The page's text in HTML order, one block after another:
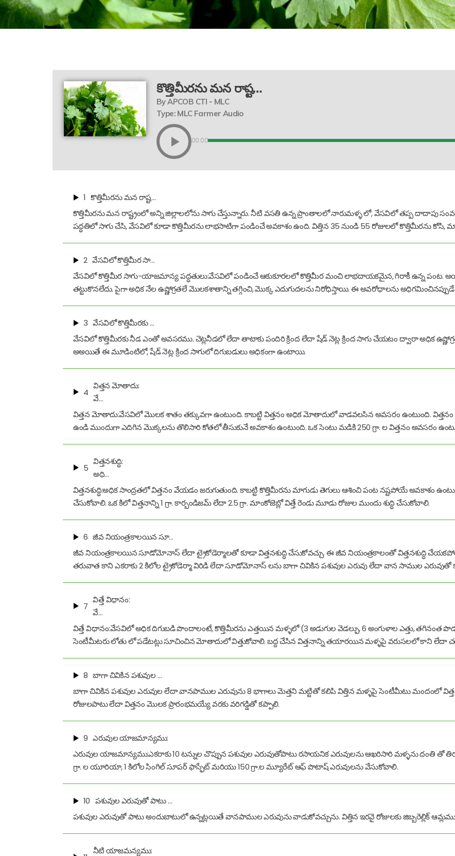
కొత్తిమీరను మన రాష్ట…
By APCOB CTI - MLC
Type: MLC Farmer Audio
00:00
1 కొత్తిమీరను మన రాష్ట…
కొత్తిమీరను మన రాష్ట్రంలో అన్ని జిల్లాలలోను సాగు చేస్తున్నారు. నీటి వసతి ఉన్న ప్రాంతాలలో నారుమళ్ళ లో, వేసవిలో తప్ప దాదాపు
పద్ధతిలో సాగు చేసి, వేసవిలో కూడా కొత్తిమీరను లాభసాటిగా పండించే అవకాశం ఉంది. విత్తిన 35 నుండి 55 రోజులలో కొత్తిమీరను కోసి,
2 వేసవిలో కొత్తిమీర సా…
వేసవిలో కొత్తిమీర సాగు-యాజమాన్య పద్ధతులు:వేసవిలో పండించే ఆకుకూరలలో కొత్తిమీర మంచి లాభదాయకమైన, గిరాకీ ఉన్న పంట.
తట్టుకొనలేదు. పైగా అధిక నేల ఉష్ణోగ్రతలే మొలకశాతాన్ని తగ్గించి, మొక్క ఎదుగుదలను నిరోధిస్తాయి. ఈ అవరోధాలను
3 వేసవిలో కొత్తిమీరకు …
వేసవిలో కొత్తిమీరకు నీడ ఎంతో అవసరము. చెట్లనీడలో లేదా తాటాకు పందిరి క్రింద లేదా షేడ్ నెట్ల క్రింద సాగు చేయటం ద్వారా అధిక
అఅయితే ఈ మూడింటిలో, షేడ్ నెట్ల క్రింద సాగులో దిగుబడులు అధికంగా ఉంటాయి.
4
విత్తన మోతాదు:
వే…
విత్తన మోతాదు:వేసవిలో మొలక శాతం తక్కువగా ఉంటుంది. కాబట్టి విత్తనం అధిక మోతాదులో వాడవలసిన అవసరం ఉంటుంది.
ఉండి ముందుగా ఎదిగిన మొక్కలను తొలిసారి కోతలో తీసుకునే అవకాశం ఉంటుంది. ఒక సెంటు మడికి 250 గ్రా. ల విత్తనం అవసరం
5
విత్తనశుద్ధి:
అధి…
విత్తనశుద్ధి:అధిక సాంద్రతలో విత్తనం వేయడం జరుగుతుంది. కాబట్టి కొత్తిమీరను మాగుడు తెగులు ఆశించి పంట నష్టపోయే అవకాశం
చేసుకోవాలి. ఒక కిలో విత్తనాన్ని 1 గ్రా. కార్బండిజమ్ లేదా 2.5 గ్రా. మాంకోజెబ్లో విత్తే రెండు మూడు రోజుల ముందు శుద్ధి చేసుకోవాలి.
6 జీవ నియంత్రకాలయిన సూ…
జీవ నియంత్రకాలయిన సూడోమోనాస్ లేదా ట్రైకోడెర్మాలతో కూడా విత్తనశుద్ధి చేసుకోవచ్చు. ఈ జీవ నియంత్రకాలంతో విత్తనశుద్ధి
తరువాత కాని ఎకరాకు 2 కిలోల ట్రైకోడెర్మా విరిడి లేదా సూడోమోనాస్ లను బాగా చివికిన పశువుల ఎరువు లేదా వాన సాముల ఎరువుతో
7
విత్తే విధానం:
వే…
విత్తే విధానం:వేసవిలో అధిక దిగుబడి పొందాలంటే, కొత్తిమీరను ఎత్తయిన మళ్ళలో (3 అడుగుల వెడల్పు, 6 అంగుళాల ఎత్తు, తగినంత
సెంటీమీటరు లోతు లో పడేటట్లు సూచించిన మోతాదులో విత్తుకోవాలి. బద్ద చేసిన విత్తనాన్ని తయారయిన మళ్ళపై వరుసలలో కాని లేదా
8 బాగా చివికిన పశువుల …
బాగా చివికిన పశువుల ఎరువుల లేదా వానపాముల ఎరువును 8 భాగాలు మెత్తని మట్టితో కలిపి విత్తిన మళ్ళపై సెంటీమీటు మందంలో
రోజులపాటు లేదా విత్తనం మొలక ప్రారంభమయ్యే వరకు వరిగడ్డితో కప్పాలి.
9 ఎరువుల యాజమాన్యము:
ఎరువుల యాజమాన్యము:ఎకరాకు 10 టన్నుల చొప్పున పశువుల ఎరువుతోపాటు రసాయనిక ఎరువులను ఆఖరిసారి మళ్ళను దంతి తో
గ్రా. ల యూరియా, 1 కిలోల సింగిల్ సూపర్ ఫాస్ఫేట్ మరియు 150 గ్రా.ల మ్యూరేట్ ఆఫ్ పొటాష్ ఎరువులను వేసుకోవాలి.
10 పశువుల ఎరువుతో పాటు …
పశువుల ఎరువుతో పాటు అందుబాటులో ఉన్నట్లయితే వానపాముల ఎరువును వాడుకోవచ్చును. విత్తిన ఇరవై రోజులకు జిబ్బరెల్లిక్
నీటి యాజమన్యము: